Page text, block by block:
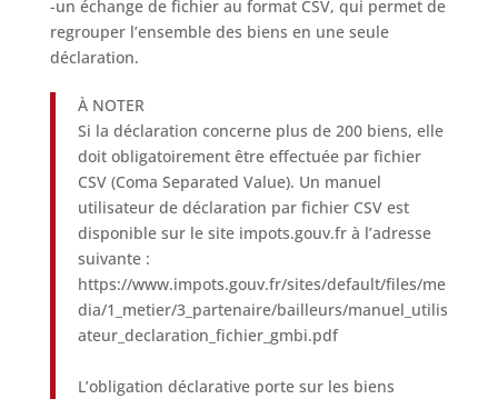
-un échange de fichier au format CSV, qui permet de
regrouper l’ensemble des biens en une seule
déclaration.
À NOTER
Si la déclaration concerne plus de 200 biens, elle
doit obligatoirement être effectuée par fichier
CSV (Coma Separated Value). Un manuel
utilisateur de déclaration par fichier CSV est
disponible sur le site impots.gouv.fr à l’adresse
suivante :
https://www.impots.gouv.fr/sites/default/files/me
dia/1_metier/3_partenaire/bailleurs/manuel_utilis
ateur_declaration_fichier_gmbi.pdf
L’obligation déclarative porte sur les biens